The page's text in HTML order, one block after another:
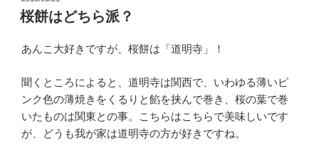
稿
日:
桜餅はどちら派？
あんこ大好きですが、桜餅は「道明寺」！
聞くところによると、道明寺は関西で、いわゆる薄いピ
ンク色の薄焼きをくるりと餡を挟んで巻き、桜の葉で巻
いたものは関東との事。こちらはこちらで美味しいです
が、どうも我が家は道明寺の方が好きですね。